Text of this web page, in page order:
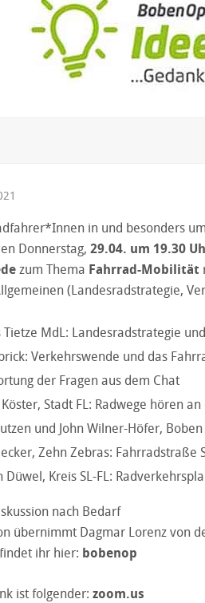
in und besonders
Donnerstag, 29.04. um 19.30
zum Thema Fahrrad-Mobilität
(Landesradstrategie,
Tietze MdL: Landesradstrategie
Verkehrswende und das
der Fragen aus dem Chat
Stadt FL: Radwege hören
und John Wilner-Höfer,
Zehn Zebras:
Düwel, Kreis SL-FL:
nach Bedarf
übernimmt Dagmar Lorenz von
ihr hier: bobenop
ist folgender: zoom.us